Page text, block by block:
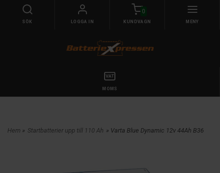
SÖK LOGGA IN
0
KUNDVAGN MENY
MOMS
Hem » Startbatterier upp till 110 Ah » Varta Blue Dynamic 12v 44Ah B36